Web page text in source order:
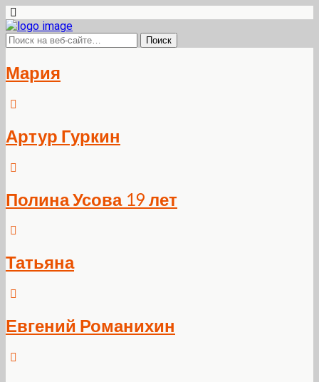
Мария
Артур Гуркин
Полина Усова 19 лет
Татьяна
Евгений Романихин